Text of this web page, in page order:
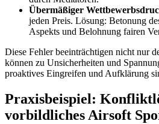
Übermäßiger
jeden Preis. Lösung: Betonung
Aspekts und Belohnung fairen
Diese Fehler beeinträchtigen nicht nur
können zu Unsicherheiten und
proaktives Eingreifen und Aufklärung
Praxisbeispiel:
vorbildliches Airsoft